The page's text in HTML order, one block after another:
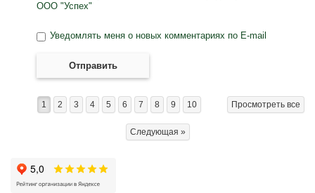
ООО "Успех"
Уведомлять меня о новых комментариях по E-mail
Отправить
Просмотреть все
1 2 3 4 5 6 7 8 9 10
Следующая »